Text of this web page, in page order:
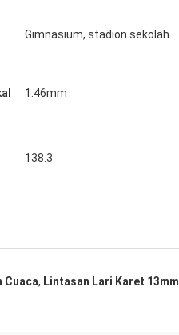
Gimnasium, stadion sekolah
1.46mm
138.3
Cuaca, Lintasan Lari Karet 13mm